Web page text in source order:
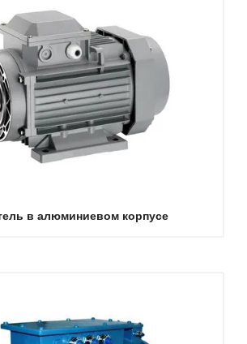
в алюминиевом корпусе